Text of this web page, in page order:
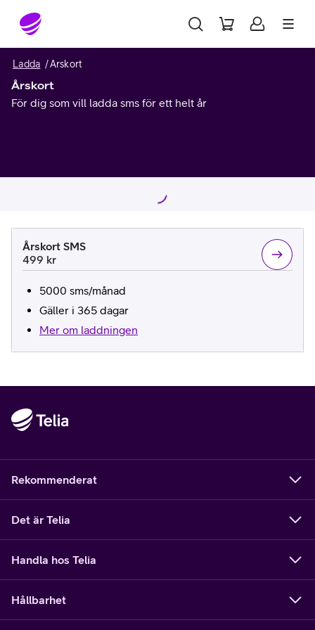
Gå till sidans innehåll
Ladda Arskort
Årskort
För dig som vill ladda sms för ett helt år
Välj
Årskort SMS.
Pris:
499 kr.
5000 sms/månad
Gäller i 365 dagar
Mer om laddningen
Årskort SMS
Rekommenderat
Det är Telia
Handla hos Telia
Hållbarhet